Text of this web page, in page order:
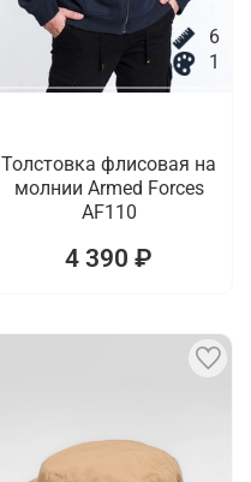
6
1
Толстовка флисовая на
молнии Armed Forces
AF110
4 390 ₽